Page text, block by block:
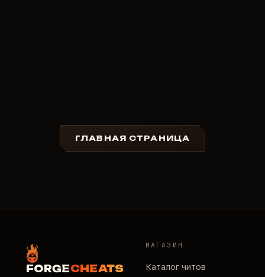
ГЛАВНАЯ СТРАНИЦА
FORGECHEATS
МАГАЗИН
Каталог читов